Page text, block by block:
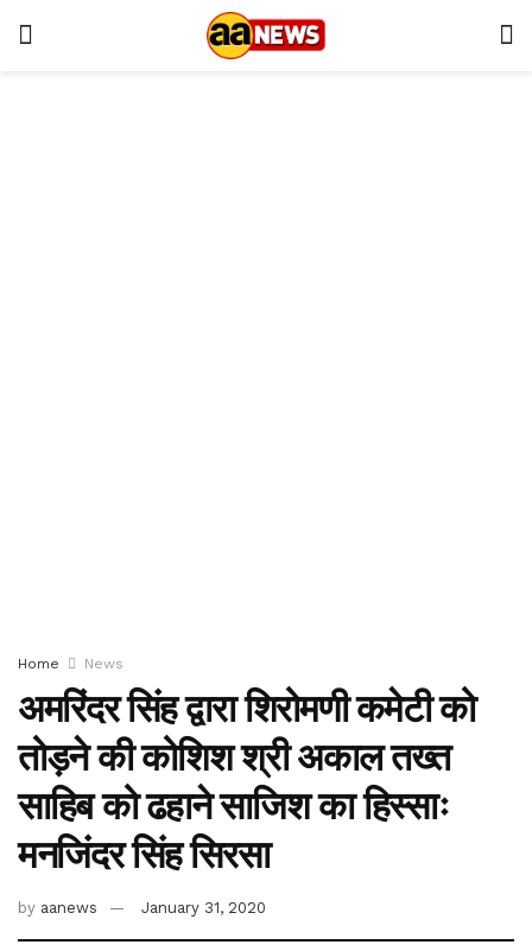
Home News
अमरिंदर सिंह द्वारा शिरोमणी कमेटी को
तोड़ने की कोशिश श्री अकाल तख्त
साहिब को ढहाने साजिश का हिस्साः
मनजिंदर सिंह सिरसा
by aanews January 31, 2020